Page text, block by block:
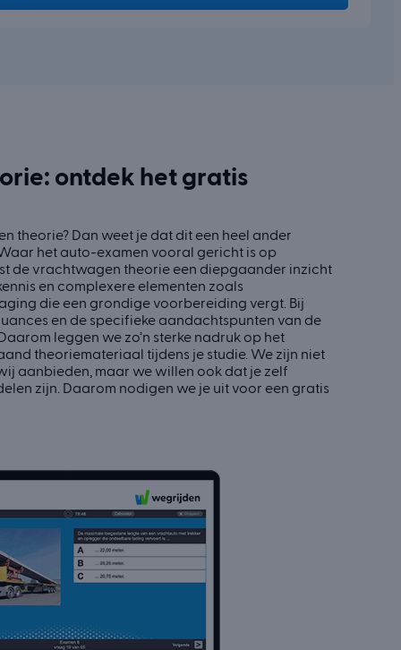
ontdek het gratis
theorie? Dan weet je dat dit een heel ander
het auto-examen vooral gericht is op
de vrachtwagen theorie een diepgaander inzicht
en complexere elementen zoals
die een grondige voorbereiding vergt. Bij
en de specifieke aandachtspunten van de
leggen we zo’n sterke nadruk op het
theoriemateriaal tijdens je studie. We zijn niet
aanbieden, maar we willen ook dat je zelf
zijn. Daarom nodigen we je uit voor een gratis